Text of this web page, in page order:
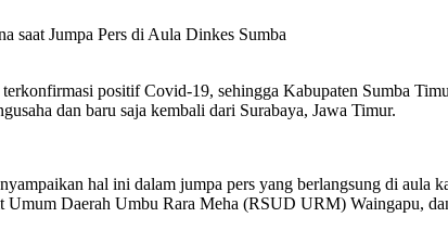
saat Jumpa Pers di Aula Dinkes Sumba
positif Covid-19, sehingga Kabupaten Sumba
dan baru saja kembali dari Surabaya, Jawa Timur.
hal ini dalam jumpa pers yang berlangsung di aula
Daerah Umbu Rara Meha (RSUD URM) Waingapu,